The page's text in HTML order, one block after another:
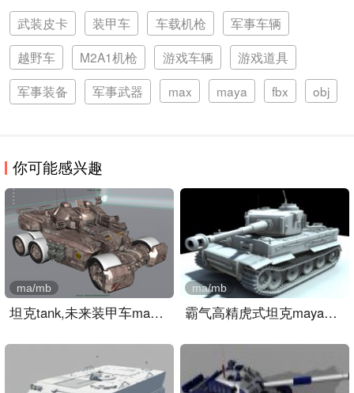
武装皮卡 装甲车 车载机枪
军事车辆
越野车
M2A1机枪 游戏车辆
游戏道具
军事装备
军事武器 max maya fbx obj
你可能感兴趣
坦克tank,未来装甲车maya模..
ma/mb
霸气高精虎式坦克maya模型..
ma/mb